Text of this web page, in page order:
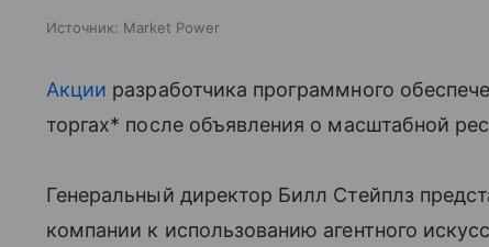
Источник: Market Power
Акции разработчика программного
торгах* после объявления о масштабной
Генеральный директор Билл Стейплз
компании к использованию агентного